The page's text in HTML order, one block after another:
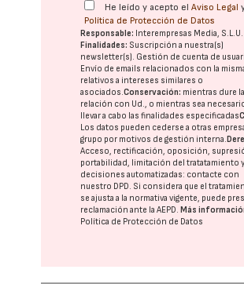
He leído y acepto elAviso Legal
Política de Protección de Datos
Responsable: Interempresas Media, S.L.U.
Finalidades: Suscripción a nuestra(s)
newsletter(s). Gestión de cuenta de
Envío de emails relacionados con la
relativos a intereses similares o
asociados.Conservación: mientras dure la
relación con Ud., o mientras sea
llevar a cabo las finalidades especificadas
Los datos pueden cederse a otras
grupo por motivos de gestión interna.
Acceso, rectificación, oposición,
portabilidad, limitación del tratatamiento y
decisiones automatizadas: contacte con
nuestro DPD. Si considera que el
se ajusta a la normativa vigente, puede
reclamación ante laAEPD.Más
Política de Protección de Datos